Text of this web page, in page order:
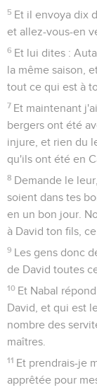
5 Et il envoya dix
et allez-vous-en
6 Et lui dites :
la même saison,
tout ce qui est à
7 Et maintenant
bergers ont été
injure, et rien du
qu'ils ont été en
8 Demande le
soient dans tes
en un bon jour.
à David ton fils,
9 Les gens donc
de David toutes
10 Et Nabal
David, et qui est
nombre des
maîtres.
11 Et prendrais-je
apprêtée pour